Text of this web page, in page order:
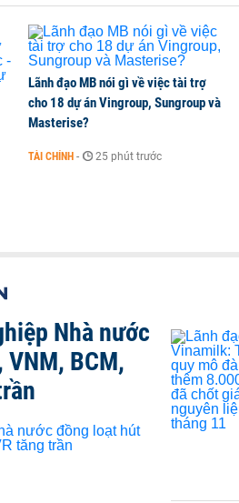
Lãnh đạo MB nói gì về việc tài trợ
cho 18 dự án Vingroup, Sungroup và
Masterise?
TÀI CHÍNH - 25 phút trước
Nhà nước
BCM,